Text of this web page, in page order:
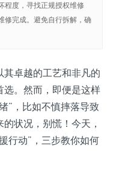
程度，寻找正规授权维修
修完成。避免自行拆解，确
卓越的工艺和非凡的
选。然而，即便是这样
”，比如不慎摔落导致
状况，别慌！今天，
行动”，三步教你如何